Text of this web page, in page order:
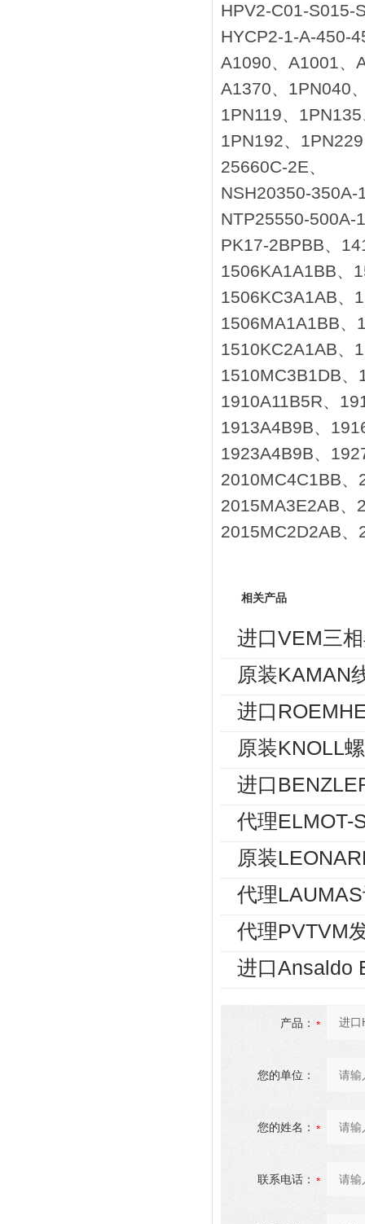
HPV2-C01-S015-
HYCP2-1-A-450-
A1090、A1001、
A1370、1PN040
1PN119、
1PN192、
25660C-2E、
NSH20350-350A-
NTP25550-500A-
PK17-2BPBB、
1506KA1A1BB、
1506KC3A1AB、
1506MA1A1BB、
1510KC2A1AB、
1510MC3B1DB
1910A11B5R、
1913A4B9B、
1923A4B9B、
2010MC4C1BB
2015MA3E2AB、
2015MC2D2AB
相关产品
进口VEM三
原装KAMAN
进口
原装KNOLL
进口
代理ELMOT-
原装
代理
代理PVTVM
进口Ansaldo
产品：
您的单位：
您的姓名：
联系电话：